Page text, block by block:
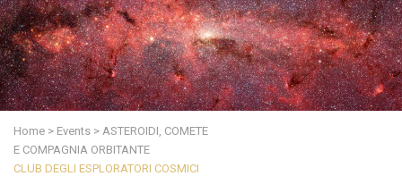
Home > Events > ASTEROIDI, COMETE
E COMPAGNIA ORBITANTE
CLUB DEGLI ESPLORATORI COSMICI